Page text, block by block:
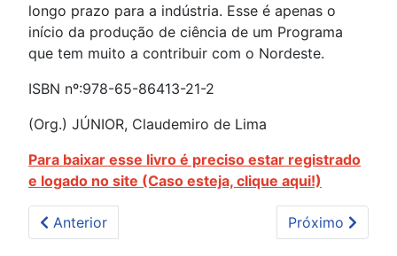
longo prazo para a indústria. Esse é apenas o
início da produção de ciência de um Programa
que tem muito a contribuir com o Nordeste.
ISBN nº:978-65-86413-21-2
(Org.) JÚNIOR, Claudemiro de Lima
Para baixar esse livro é preciso estar registrado
e logado no site (Caso esteja, clique aqui!)
Artigo anterior: Conservação de água em prédios
Anterior Próximo artigo:
Próximo